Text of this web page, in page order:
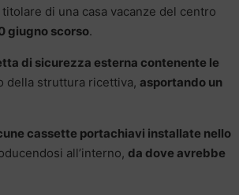
di una casa vacanze del centro
giugno scorso.
di sicurezza esterna contenente le
della struttura ricettiva, asportando un
cassette portachiavi installate nello
all’interno, da dove avrebbe